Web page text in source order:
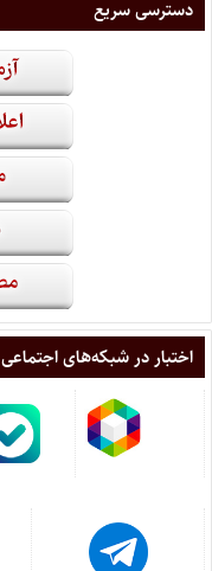
دسترسی سریع
اختبار در شبکه‌های اجتماعی